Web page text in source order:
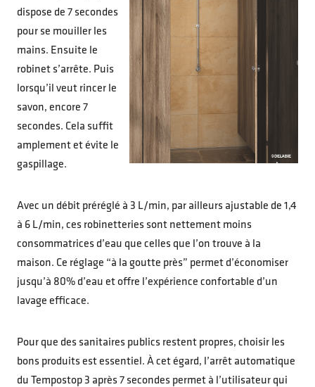
dispose de 7 secondes
pour se mouiller les
mains. Ensuite le
robinet s’arrête. Puis
lorsqu’il veut rincer le
savon, encore 7
secondes. Cela suffit
amplement et évite le
gaspillage.
Avec un débit préréglé à 3 L/min, par ailleurs ajustable de 1,4
à 6 L/min, ces robinetteries sont nettement moins
consommatrices d’eau que celles que l’on trouve à la
maison. Ce réglage “à la goutte près” permet d’économiser
jusqu’à 80% d’eau et offre l’expérience confortable d’un
lavage efficace.
Pour que des sanitaires publics restent propres, choisir les
bons produits est essentiel. À cet égard, l’arrêt automatique
du Tempostop 3 après 7 secondes permet à l’utilisateur qui